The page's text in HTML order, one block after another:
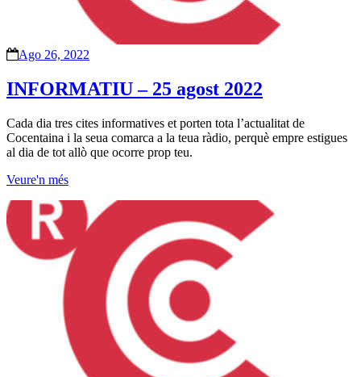
Ago 26, 2022
INFORMATIU – 25 agost 2022
Cada dia tres cites informatives et porten tota l’actualitat de
Cocentaina i la seua comarca a la teua ràdio, perquè empre estigues
al dia de tot allò que ocorre prop teu.
Veure'n més